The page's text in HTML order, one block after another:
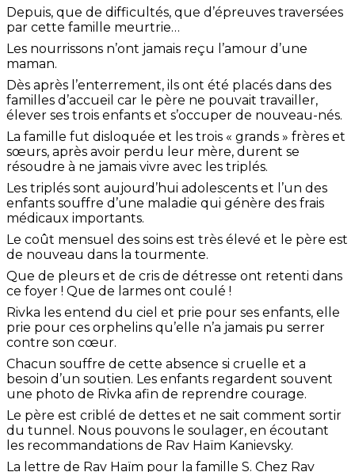
Depuis, que de difficultés, que d’épreuves traversées
par cette famille meurtrie…
Les nourrissons n’ont jamais reçu l’amour d’une
maman.
Dès après l’enterrement, ils ont été placés dans des
familles d’accueil car le père ne pouvait travailler,
élever ses trois enfants et s’occuper de nouveau-nés.
La famille fut disloquée et les trois « grands » frères et
sœurs, après avoir perdu leur mère, durent se
résoudre à ne jamais vivre avec les triplés.
Les triplés sont aujourd’hui adolescents et l’un des
enfants souffre d’une maladie qui génère des frais
médicaux importants.
Le coût mensuel des soins est très élevé et le père est
de nouveau dans la tourmente.
Que de pleurs et de cris de détresse ont retenti dans
ce foyer ! Que de larmes ont coulé !
Rivka les entend du ciel et prie pour ses enfants, elle
prie pour ces orphelins qu’elle n’a jamais pu serrer
contre son cœur.
Chacun souffre de cette absence si cruelle et a
besoin d’un soutien. Les enfants regardent souvent
une photo de Rivka afin de reprendre courage.
Le père est criblé de dettes et ne sait comment sortir
du tunnel. Nous pouvons le soulager, en écoutant
les recommandations de Rav Haïm Kanievsky.
La lettre de Rav Haïm pour la famille S. Chez Rav